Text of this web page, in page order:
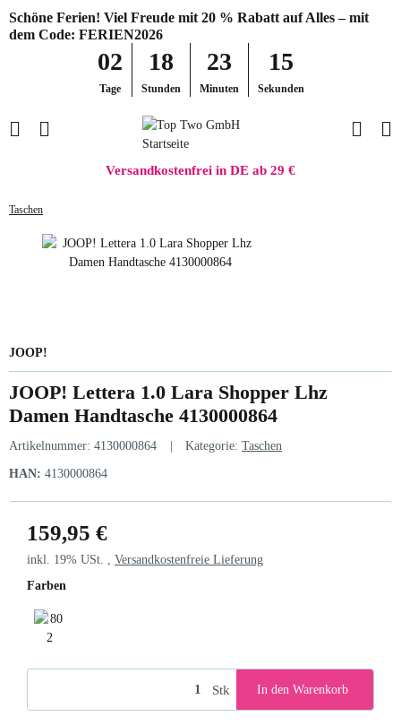
Schöne Ferien! Viel Freude mit 20 % Rabatt auf Alles – mit
dem Code: FERIEN2026
02
Tage
18
Stunden
23
Minuten
15
Sekunden
Versandkostenfrei in DE ab 29 €
Taschen
JOOP!
JOOP! Lettera 1.0 Lara Shopper Lhz
Damen Handtasche 4130000864
Artikelnummer: 4130000864 Kategorie: Taschen
HAN: 4130000864
159,95 €
inkl. 19% USt. , Versandkostenfreie Lieferung
Farben
Stk In den Warenkorb